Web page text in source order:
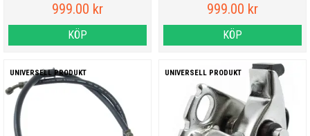
999.00 kr
KÖP
999.00 kr
KÖP
UNIVERSELL PRODUKT UNIVERSELL PRODUKT